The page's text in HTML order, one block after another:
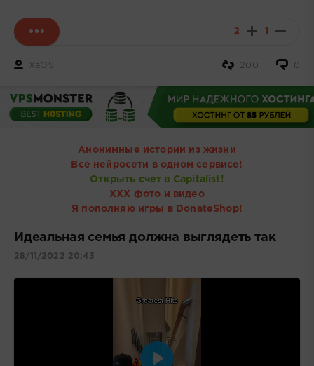
2 1
XaOS 0
200
Анонимные истории из жизни
Все нейросети в одном сервисе!
Открыть счет в Capitalist!
ХХХ фото и видео
Я пополняю игры в DonateShop!
Идеальная семья должна выглядеть так
28/11/2022 20:43